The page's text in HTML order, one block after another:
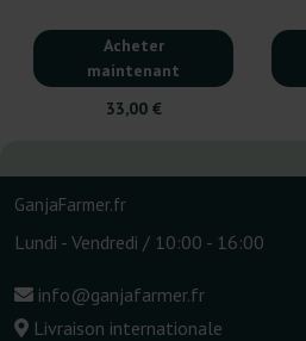
Acheter
maintenant
33,00 €
GanjaFarmer.fr
Lundi - Vendredi / 10:00 - 16:00
info@ganjafarmer.fr
Livraison internationale